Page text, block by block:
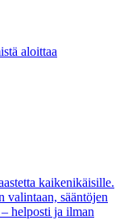
aloittaa
kaikenikäisille.
valintaan, sääntöjen
helposti ja ilman